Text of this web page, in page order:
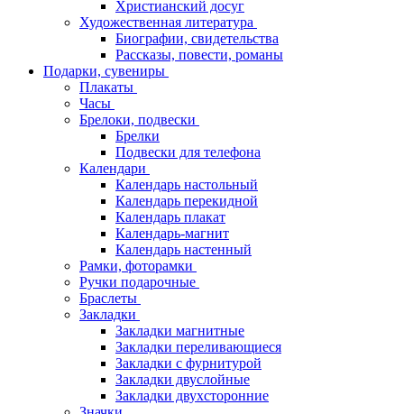
Христианский досуг
Художественная литература
Биографии, свидетельства
Рассказы, повести, романы
Подарки, сувениры
Плакаты
Часы
Брелоки, подвески
Брелки
Подвески для телефона
Календари
Календарь настольный
Календарь перекидной
Календарь плакат
Календарь-магнит
Календарь настенный
Рамки, фоторамки
Ручки подарочные
Браслеты
Закладки
Закладки магнитные
Закладки переливающиеся
Закладки с фурнитурой
Закладки двуслойные
Закладки двухсторонние